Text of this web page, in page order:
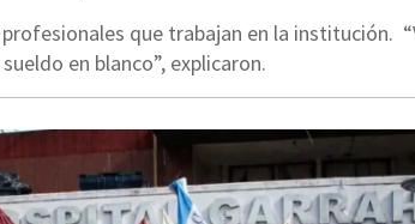
que trabajan en la institución.
en blanco”, explicaron.